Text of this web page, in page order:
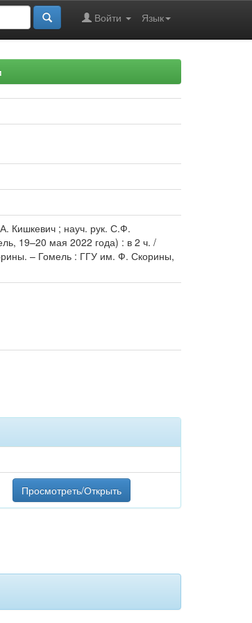
Язык
Войти
Кишкевич ; науч. рук. С.Ф.
19–20 мая 2022 года) : в 2 ч. /
– Гомель : ГГУ им. Ф. Скорины,
Просмотреть/Открыть